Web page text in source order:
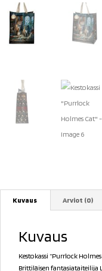
Kuvaus Arviot (0)
Kuvaus
Kestokassi ”Purrlock Holmes
Brittiläisen fantasiataiteilija